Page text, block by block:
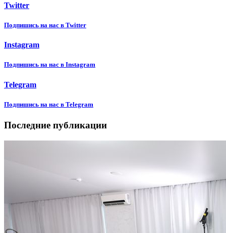
Twitter
Подпишиcь на нас в Twitter
Instagram
Подпишиcь на нас в Instagram
Telegram
Подпишиcь на нас в Telegram
Последние публикации